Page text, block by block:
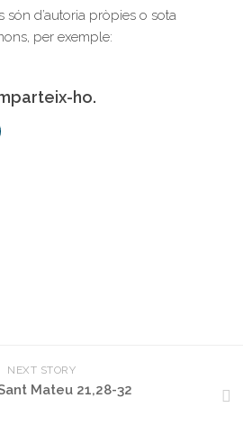
són d’autoria pròpies o sota
per exemple:
ho.
NEXT STORY
Mateu 21,28-32